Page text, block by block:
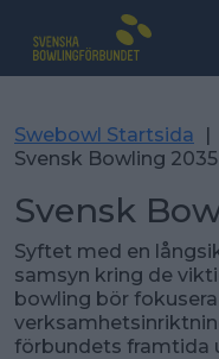
Swebowl Startsida |
Svensk Bowling 2035
Svensk
Syftet med en
samsyn kring de
bowling bör
förbundets framtida